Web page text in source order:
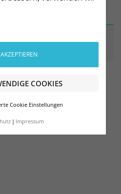
COOKIES
Cookie Einstellungen
Impressum
6% Polyester (Bordüre)
Bordüre